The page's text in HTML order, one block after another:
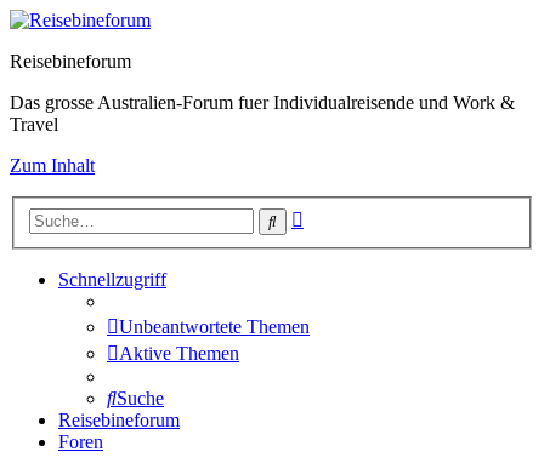
Reisebineforum
Das grosse Australien-Forum fuer Individualreisende und Work &
Travel
Zum Inhalt
Suche
Schnellzugriff
Unbeantwortete Themen
Aktive Themen
Suche
Reisebineforum
Foren